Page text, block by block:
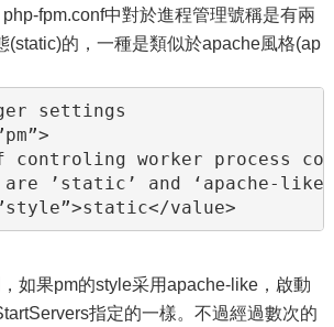
fpm.conf中對於進程管理號稱是有兩
(static)的，一種是類似於apache風格(ap
settings
controling worker process
’static’ and ‘apache-
value>
如果pm的style采用apache-like，啟動
指定的一樣。不過經過數次的